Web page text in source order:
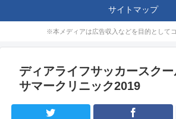
サイトマップ
※本メディアは広告収入などを目的として
ディアライフサッカースクー
サマークリニック2019